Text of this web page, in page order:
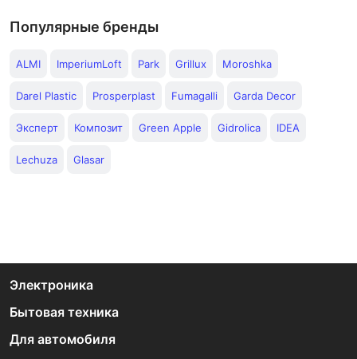
Популярные бренды
ALMI ImperiumLoft Park Grillux Moroshka
Darel Plastic Prosperplast Fumagalli Garda Decor
Эксперт Композит Green Apple Gidrolica IDEA
Lechuza Glasar
Электроника
Бытовая техника
Для автомобиля